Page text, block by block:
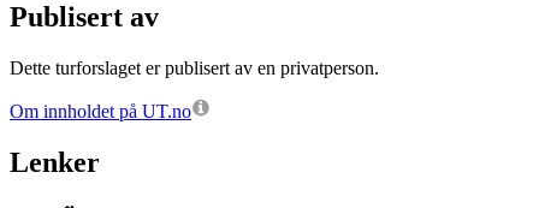
Publisert av
Dette turforslaget er publisert av en privatperson.
Om innholdet på UT.no
Lenker